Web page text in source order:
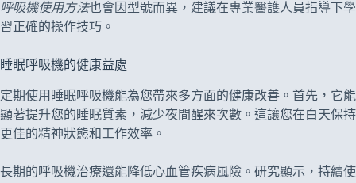
呼吸機使用方法也會因型號而異，建議在專業醫護人員指導下學
習正確的操作技巧。
睡眠呼吸機的健康益處
定期使用睡眠呼吸機能為您帶來多方面的健康改善。首先，它能
顯著提升您的睡眠質素，減少夜間醒來次數。這讓您在白天保持
更佳的精神狀態和工作效率。
長期的呼吸機治療還能降低心血管疾病風險。研究顯示，持續使